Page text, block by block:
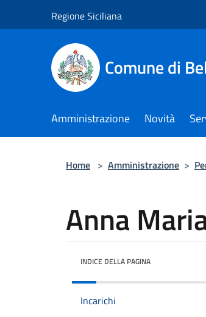
Regione Siciliana
Comune di
Amministrazione Novità
Home > Amministrazione >
Anna
INDICE DELLA PAGINA
Incarichi